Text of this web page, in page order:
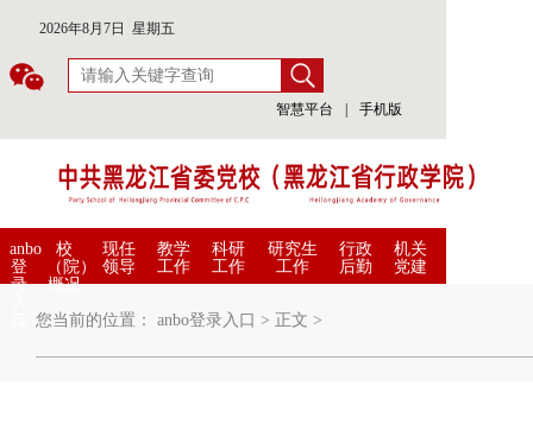
2026年8月7日 星期五
智慧平台 手机版
anbo
登
录
校
（院）
概况
现任
领导
教学
工作
科研
工作
研究生
工作
行政
后勤
机关
党建
您当前的位置： anbo登录入口 > 正文 >